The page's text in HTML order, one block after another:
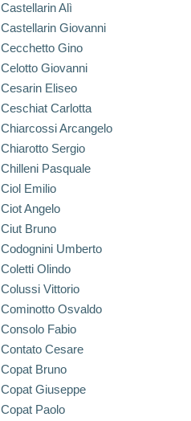
Castellarin Alì
Castellarin Giovanni
Cecchetto Gino
Celotto Giovanni
Cesarin Eliseo
Ceschiat Carlotta
Chiarcossi Arcangelo
Chiarotto Sergio
Chilleni Pasquale
Ciol Emilio
Ciot Angelo
Ciut Bruno
Codognini Umberto
Coletti Olindo
Colussi Vittorio
Cominotto Osvaldo
Consolo Fabio
Contato Cesare
Copat Bruno
Copat Giuseppe
Copat Paolo